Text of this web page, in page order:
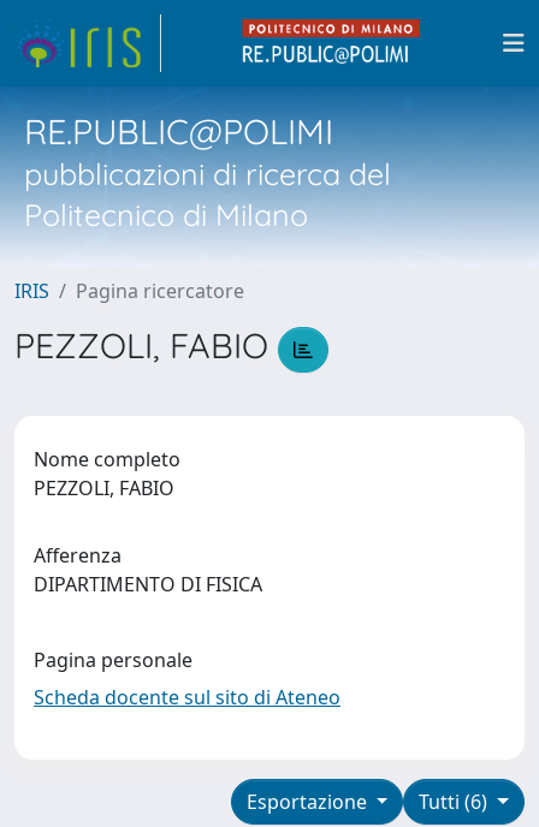
RE.PUBLIC@POLIMI
pubblicazioni di ricerca del
Politecnico di Milano
IRIS Pagina ricercatore
PEZZOLI, FABIO
Nome completo
PEZZOLI, FABIO
Afferenza
DIPARTIMENTO DI FISICA
Pagina personale
Scheda docente sul sito di Ateneo
Tutti (6)
Esportazione